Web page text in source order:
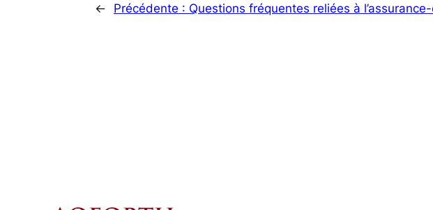
← Précédente : Questions fréquentes reliées à